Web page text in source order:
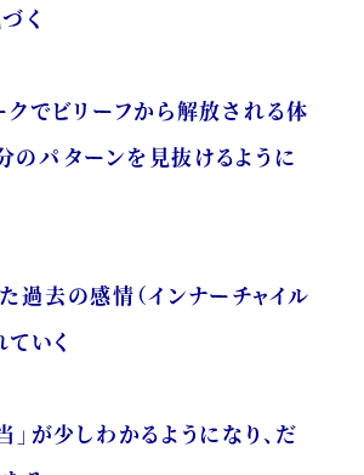
く
クでビリーフから解放される体
のパターンを見抜けるように
過去の感情（インナーチャイル
ていく
が少しわかるようになり、だ